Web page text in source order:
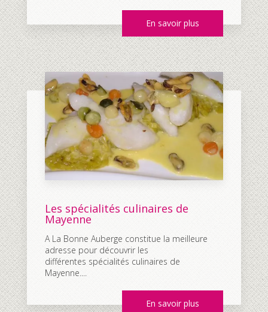
En savoir plus
Les spécialités culinaires de
Mayenne
A La Bonne Auberge constitue la meilleure
adresse pour découvrir les
différentes spécialités culinaires de
Mayenne....
En savoir plus